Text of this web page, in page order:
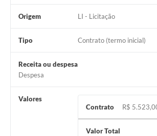
Notícias
Galeria de Vídeos
Links
Telefones Úteis
Termos de Uso & Política de Privacidade
Origem LI - Licitação
Tipo Contrato (termo inicial)
Receita ou despesa
Despesa
Valores
Contrato
R$
Valor Total